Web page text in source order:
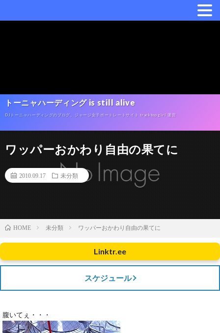
トーニャハーディング is still alive
DJトーニャハーディングのブログ。ジャージ女子ポートレートサイト tracktop girl 運営
ワッパーおかわり自由の果てに
2010.09.17 未分類
HOME 未分類 ワッパーおかわり自由の果てに
Linktr.ee
スケジュール
腹いてぇ・・・